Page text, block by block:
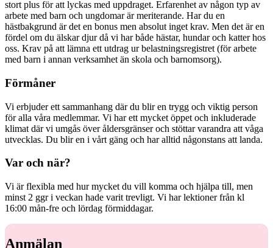
stort plus för att lyckas med uppdraget. Erfarenhet av någon typ av
arbete med barn och ungdomar är meriterande. Har du en
hästbakgrund är det en bonus men absolut inget krav. Men det är en
fördel om du älskar djur då vi har både hästar, hundar och katter hos
oss. Krav på att lämna ett utdrag ur belastningsregistret (för arbete
med barn i annan verksamhet än skola och barnomsorg).
Förmåner
Vi erbjuder ett sammanhang där du blir en trygg och viktig person
för alla våra medlemmar. Vi har ett mycket öppet och inkluderade
klimat där vi umgås över åldersgränser och stöttar varandra att våga
utvecklas. Du blir en i vårt gäng och har alltid någonstans att landa.
Var och när?
Vi är flexibla med hur mycket du vill komma och hjälpa till, men
minst 2 ggr i veckan hade varit trevligt. Vi har lektioner från kl
16:00 mån-fre och lördag förmiddagar.
Anmälan